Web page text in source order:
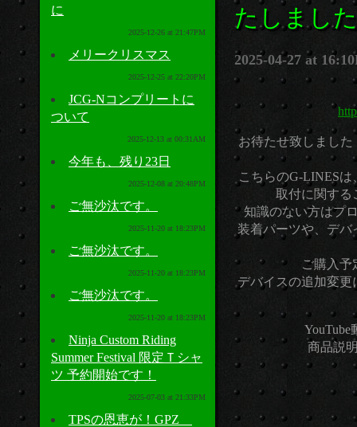
に
2025-12-26 at 21:47PM
メリークリスマス
2025-12-25 at 22:20PM
JCG-Nコンプリートに
ついて
2025-12-13 at 00:31AM
今年も、残り23日
2025-12-08 at 20:48PM
ご無沙汰です。
2025-11-20 at 18:23PM
ご無沙汰です。
2025-11-20 at 18:23PM
ご無沙汰です。
2025-11-20 at 18:23PM
Ninja Custom Riding
Summer Festival 限定Ｔシャ
ツ 予約開始です！
2025-07-03 at 21:33PM
TPSの恩恵が！GPZ
たしまし
2025-04-27 at
お待たせ致しまし
こちらのG-LINES
取付に関する
知識のない方はプ
装着パーツや、デ
ご購入予
デバイスの追加変
商品説